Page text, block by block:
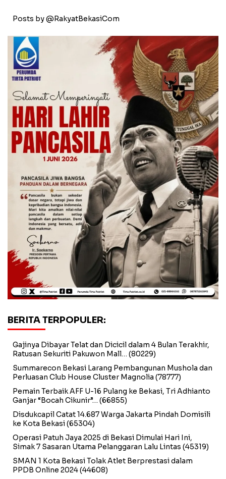
Posts by @RakyatBekasiCom
BERITA TERPOPULER:
Gajinya Dibayar Telat dan Dicicil dalam 4 Bulan Terakhir,
Ratusan Sekuriti Pakuwon Mall… (80229)
Summarecon Bekasi Larang Pembangunan Mushola dan
Perluasan Club House Cluster Magnolia (78777)
Pemain Terbaik AFF U-16 Pulang ke Bekasi, Tri Adhianto
Ganjar “Bocah Cikunir”… (66855)
Disdukcapil Catat 14.687 Warga Jakarta Pindah Domisili
ke Kota Bekasi(65304)
Operasi Patuh Jaya 2025 di Bekasi Dimulai Hari Ini,
Simak 7 Sasaran Utama Pelanggaran Lalu Lintas (45319)
SMAN 1 Kota Bekasi Tolak Atlet Berprestasi dalam
PPDB Online 2024(44608)